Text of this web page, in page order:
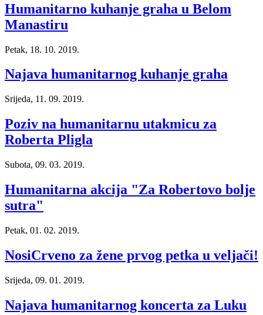
Humanitarno kuhanje graha u Belom
Manastiru
Petak, 18. 10. 2019.
Najava humanitarnog kuhanje graha
Srijeda, 11. 09. 2019.
Poziv na humanitarnu utakmicu za
Roberta Pligla
Subota, 09. 03. 2019.
Humanitarna akcija "Za Robertovo bolje
sutra"
Petak, 01. 02. 2019.
NosiCrveno za žene prvog petka u veljači!
Srijeda, 09. 01. 2019.
Najava humanitarnog koncerta za Luku